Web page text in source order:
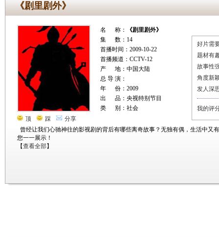
《剧里剧外》
顶 踩 分享
名 称：
《剧里剧外》
集 数：14
首播时间：2009-10-22
首播频道：CCTV-12
产 地：中国大陆
总 导 演：
年 份：2009
出 品：央视特别节目
类 别：社会
曾经让我们心驰神往的影视剧的背后有哪些离奇故事？无独有偶，生活中又
您一一展示！
【查看全部】
好片需
题材有
故事性
角度新
发人深
我的评